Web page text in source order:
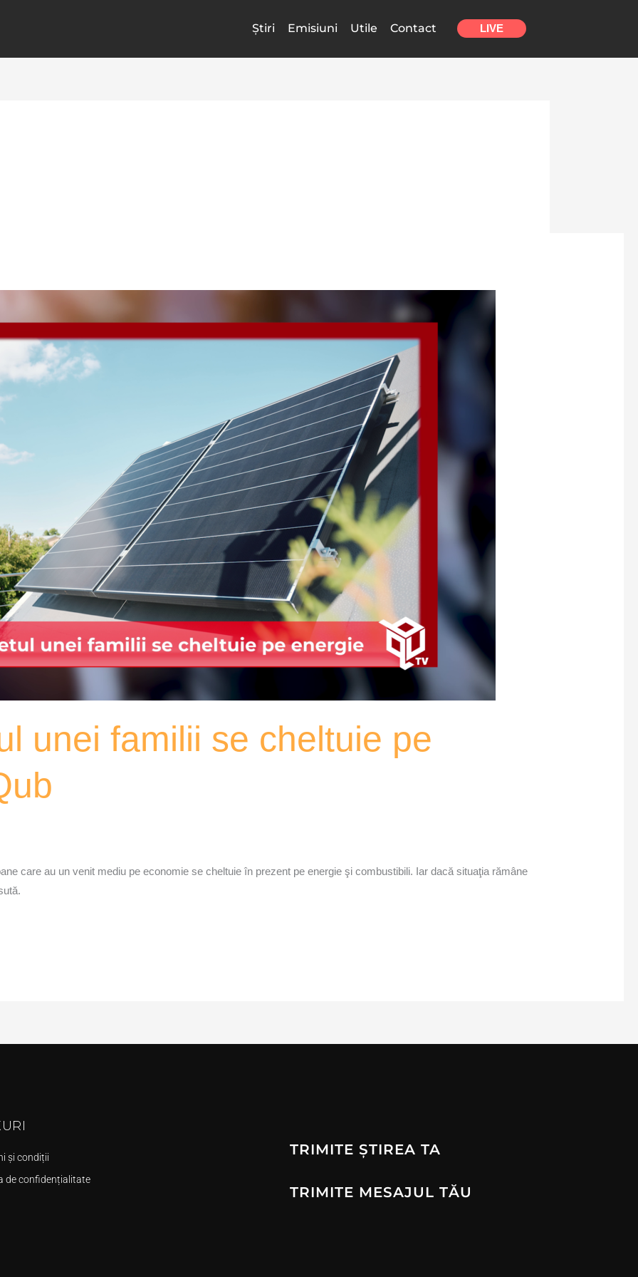
Știri Emisiuni Utile Contact LIVE
unei familii se cheltuie pe
care au un venit mediu pe economie se cheltuie în prezent pe energie şi combustibili. Iar dacă situaţia rămâne
și condiții
de confidențialitate
TRIMITE ȘTIREA TA
TRIMITE MESAJUL TĂU